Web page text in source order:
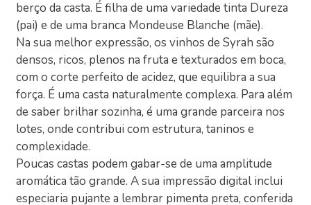
berço da casta. É filha de uma variedade tinta Dureza
(pai) e de uma branca Mondeuse Blanche (mãe).
Na sua melhor expressão, os vinhos de Syrah são
densos, ricos, plenos na fruta e texturados em boca,
com o corte perfeito de acidez, que equilibra a sua
força. É uma casta naturalmente complexa. Para além
de saber brilhar sozinha, é uma grande parceira nos
lotes, onde contribui com estrutura, taninos e
complexidade.
Poucas castas podem gabar-se de uma amplitude
aromática tão grande. A sua impressão digital inclui
especiaria pujante a lembrar pimenta preta, conferida